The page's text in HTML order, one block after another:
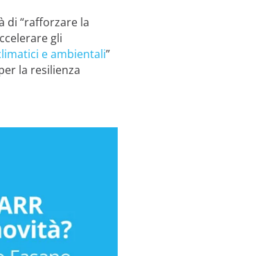
di “rafforzare la
gli
e ambientali”
la resilienza